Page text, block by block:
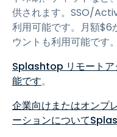
供されます。SSO/
利用可能です。月額$6
ウントも利用可能です。
Splashtop リモートア
能です。
企業向けまたはオンプ
ーションについて